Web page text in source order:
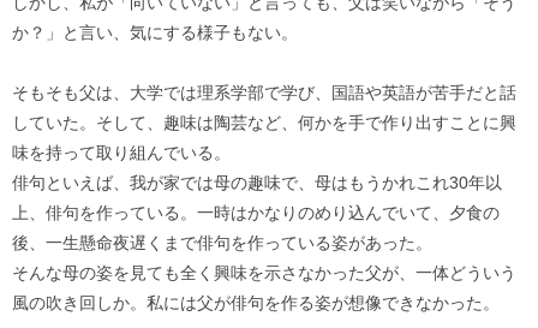
か？」と言い、気にする様子もない。
そもそも父は、大学では理系学部で学び、国語や英語が苦手だと話
していた。そして、趣味は陶芸など、何かを手で作り出すことに興
味を持って取り組んでいる。
俳句といえば、我が家では母の趣味で、母はもうかれこれ30年以
上、俳句を作っている。一時はかなりのめり込んでいて、夕食の
後、一生懸命夜遅くまで俳句を作っている姿があった。
そんな母の姿を見ても全く興味を示さなかった父が、一体どういう
風の吹き回しか。私には父が俳句を作る姿が想像できなかった。